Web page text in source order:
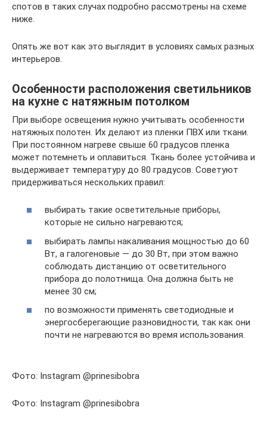
спотов в таких случах подробно рассмотрены на схеме
ниже.
Опять же вот как это выглядит в условиях самых разных
интерьеров.
Особенности расположения светильников
на кухне с натяжным потолком
При выборе освещения нужно учитывать особенности
натяжных полотен. Их делают из пленки ПВХ или ткани.
При постоянном нагреве свыше 60 градусов пленка
может потемнеть и оплавиться. Ткань более устойчива и
выдерживает температуру до 80 градусов. Советуют
придерживаться нескольких правил:
выбирать такие осветительные приборы,
которые не сильно нагреваются;
выбирать лампы накаливания мощностью до 60
Вт, а галогеновые — до 30 Вт, при этом важно
соблюдать дистанцию от осветительного
прибора до полотнища. Она должна быть не
менее 30 см;
по возможности применять светодиодные и
энергосберегающие разновидности, так как они
почти не нагреваются во время использования.
Фото: Instagram @prinesibobra
Фото: Instagram @prinesibobra